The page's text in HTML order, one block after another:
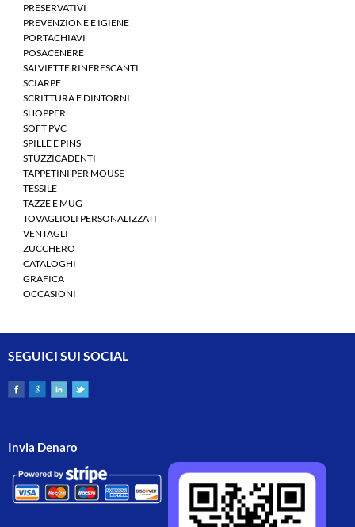
PRESERVATIVI
PREVENZIONE E IGIENE
PORTACHIAVI
POSACENERE
SALVIETTE RINFRESCANTI
SCIARPE
SCRITTURA E DINTORNI
SHOPPER
SOFT PVC
SPILLE E PINS
STUZZICADENTI
TAPPETINI PER MOUSE
TESSILE
TAZZE E MUG
TOVAGLIOLI PERSONALIZZATI
VENTAGLI
ZUCCHERO
CATALOGHI
GRAFICA
OCCASIONI
SEGUICI SUI SOCIAL
Invia Denaro